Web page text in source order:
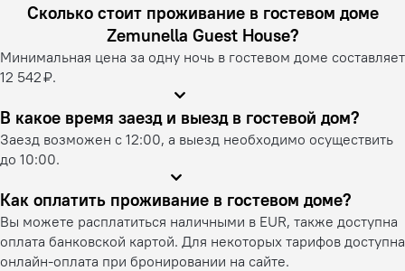
Сколько стоит проживание в гостевом доме
Zemunella Guest House?
Минимальная цена за одну ночь в гостевом доме составляет
12 542 ₽.
В какое время заезд и выезд в гостевой дом?
Заезд возможен с 12:00, а выезд необходимо осуществить
до 10:00.
Как оплатить проживание в гостевом доме?
Вы можете расплатиться наличными в EUR, также доступна
оплата банковской картой. Для некоторых тарифов доступна
онлайн-оплата при бронировании на сайте.